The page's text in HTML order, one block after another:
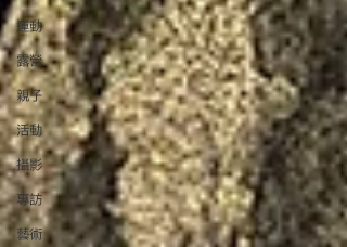
運動
露營
親子
活動
攝影
專訪
藝術